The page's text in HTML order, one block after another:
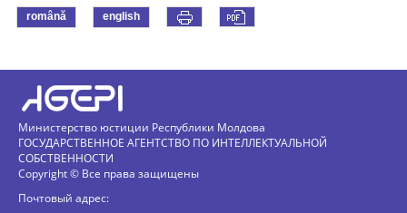
română english
Министерство юстиции Республики Молдова
ГОСУДАРСТВЕННОЕ АГЕНТСТВО ПО ИНТЕЛЛЕКТУАЛЬНОЙ
СОБСТВЕННОСТИ
Copyright © Все права защищены
Почтовый адрес: